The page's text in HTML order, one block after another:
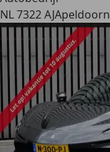
NL 7322 AJApeldoorn